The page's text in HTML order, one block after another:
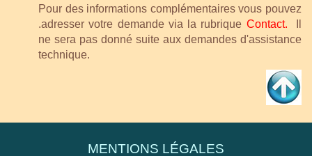
Pour des informations complémentaires vous pouvez
.adresser votre demande via la rubrique Contact.
ne sera pas donné suite aux demandes d'assistance
technique.
MENTIONS LÉGALES